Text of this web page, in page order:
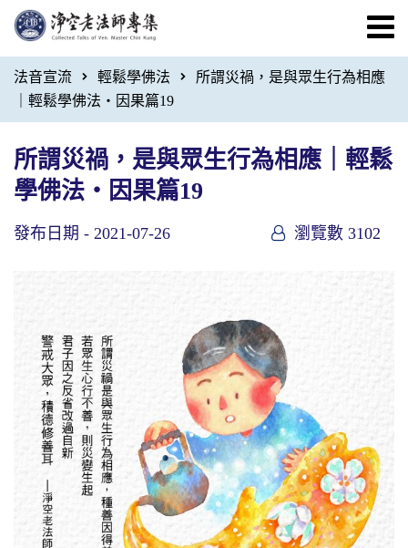
法音宣流 輕鬆學佛法
所謂災禍，是與眾生行為相應
｜輕鬆學佛法・因果篇19
所謂災禍，是與眾生行為相應｜輕鬆
學佛法・因果篇19
發布日期 - 2021-07-26 瀏覽數 3102